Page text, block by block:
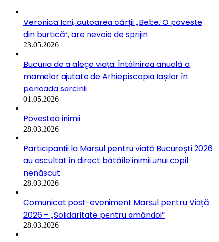
Veronica Iani, autoarea cărții „Bebe. O poveste
din burtică”, are nevoie de sprijin
23.05.2026
Bucuria de a alege viața: Întâlnirea anuală a
mamelor ajutate de Arhiepiscopia Iașilor în
perioada sarcinii
01.05.2026
Povestea inimii
28.03.2026
Participanții la Marșul pentru viață București 2026
au ascultat în direct bătăile inimii unui copil
nenăscut
28.03.2026
Comunicat post-eveniment Marșul pentru Viață
2026 – „Solidaritate pentru amândoi”
28.03.2026